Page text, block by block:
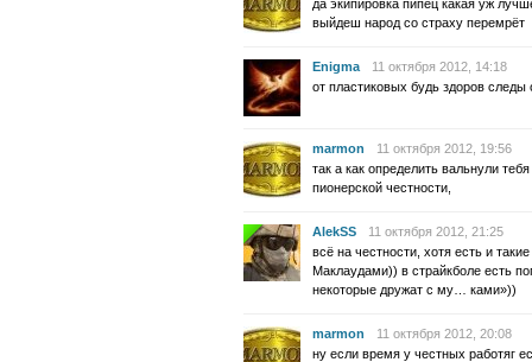
да экипировка пипец какая уж
выйдеш народ со страху перемрёт
Enigma
11 октября 2012, 14:18
от пластиковых будь здоров
marmon
11 октября 2012, 19:56
так а как определить вальнули
пионерской честности,
AlekSS
11 октября 2012, 21:25
всё на честности, хотя есть и
Маклаудами)) в страйкболе есть
некоторые дружат с му… ками»))
marmon
11 октября 2012, 20:08
ну если время у честных работяг